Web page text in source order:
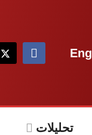
Eng
تحليلات